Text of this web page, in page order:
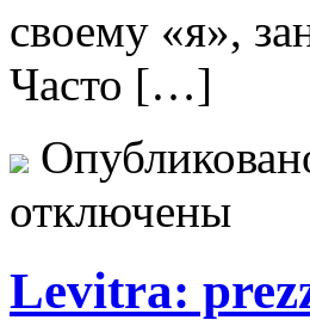
своему «я»,
Часто […]
отключены
Levitra: